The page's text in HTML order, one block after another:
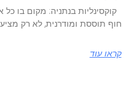
קוקסינליות בנתניה: מקום בו כל
חוף תוססת ומודרנית, לא רק
קראו עוד